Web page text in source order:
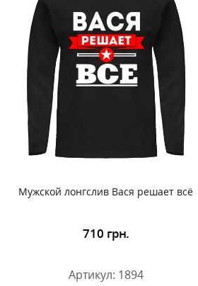
Мужской лонгслив Вася решает всё
710 грн.
Артикул: 1894
Подробнее